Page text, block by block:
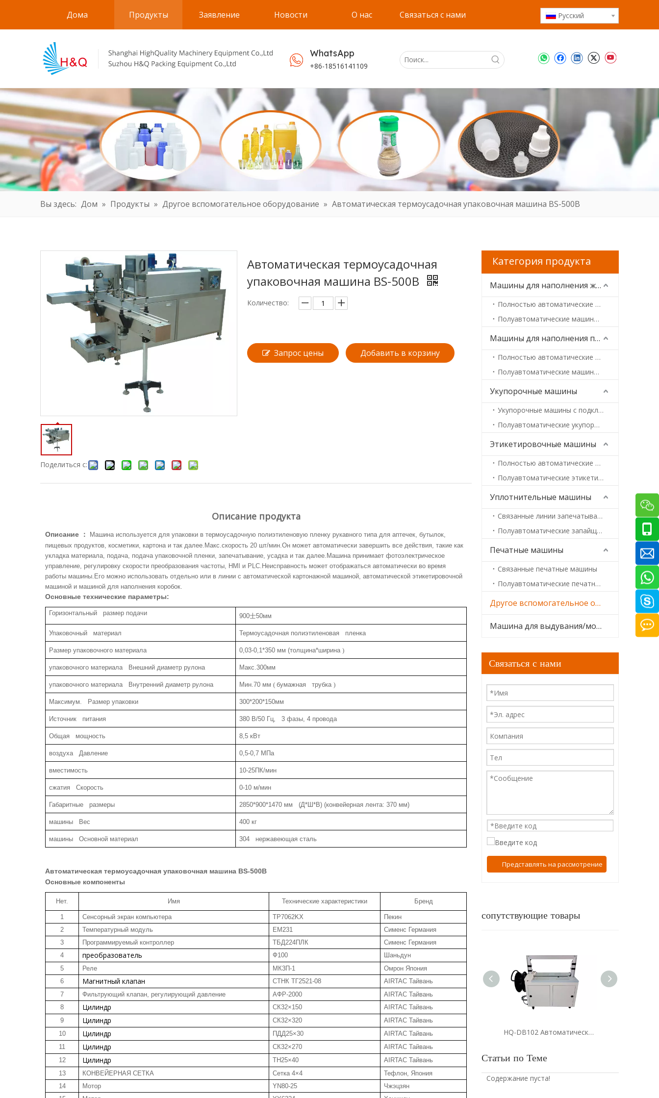
Дома Продукты Заявление Новости О нас Связаться с нами Pусский
WhatsApp
+86-18516141109
Вы здесь: Дом » Продукты » Другое вспомогательное оборудование » Автоматическая термоусадочная упаковочная машина BS-500B
Поделиться с:
Автоматическая термоусадочная
упаковочная машина BS-500B
Количество:
Запрос цены Добавить в корзину
Описание продукта
Описание ：
Машина используется для упаковки в термоусадочную полиэтиленовую пленку рукавного типа для аптечек, бутылок,
пищевых продуктов, косметики, картона и так далее.Макс.скорость 20 шт/мин.Он может автоматически завершить все действия, такие как
укладка материала, подача, подача упаковочной пленки, запечатывание, усадка и так далее.Машина принимает фотоэлектрическое
управление, регулировку скорости преобразования частоты, HMI и PLC.Неисправность может отображаться автоматически во время
работы машины.Его можно использовать отдельно или в линии с автоматической картонажной машиной, автоматической этикетировочной
машиной и машиной для наполнения коробок.
Основные технические параметры:
Горизонтальный размер подачи 900士50мм
Упаковочный материал Термоусадочная полиэтиленовая пленка
Размер упаковочного материала 0,03-0,1*350 мм (толщина*ширина )
упаковочного материала Внешний диаметр рулона Макс.300мм
упаковочного материала Внутренний диаметр рулона Мин.70 мм ( бумажная трубка )
Максимум. Размер упаковки 300*200*150мм
Источник питания 380 В/50 Гц, 3 фазы, 4 провода
Общая мощность 8,5 кВт
воздуха Давление 0,5-0,7 МПа
вместимость 10-25ПК/мин
сжатия Скорость 0-10 м/мин
Габаритные размеры 2850*900*1470 мм (Д*Ш*В) (конвейерная лента: 370 мм)
машины Вес 400 кг
машины Основной материал 304 нержавеющая сталь
Автоматическая термоусадочная упаковочная машина BS-500B
Основные компоненты
Нет. Имя Технические характеристики Бренд
1 Сенсорный экран компьютера TP7062KX
Пекин
2
Температурный модуль EM231
Сименс Германия
3
Программируемый контроллер ТБД224ПЛК
Сименс Германия
4
преобразователь Ф100
Шаньдун
5
Реле МК3П-1
Омрон Япония
6
Магнитный клапан СТНК ТГ2521-08
AIRTAC Тайвань
7
Фильтрующий клапан, регулирующий давление АФР-2000
AIRTAC Тайвань
8
Цилиндр СК32×150
AIRTAC Тайвань
9
Цилиндр СК32×320
AIRTAC Тайвань
10
Цилиндр ПДД25×30
AIRTAC Тайвань
11
Цилиндр СК32×270
AIRTAC Тайвань
12
Цилиндр ТН25×40
AIRTAC Тайвань
13
КОНВЕЙЕРНАЯ СЕТКА Сетка 4×4
Тефлон, Япония
14
Мотор YN80-25
Чжэцзян
Категория продукта
Машины для наполнения жидкостью / пастой
Полностью автоматические машины для наполнения жидкостью и пастой
Полуавтоматические машины для наполнения жидкостью и пастой
Машины для наполнения порошком/гранулами
Полностью автоматические машины для наполнения порошков / гранул
Полуавтоматические машины для фасовки порошков / гранул
Укупорочные машины
Укупорочные машины с подключенной линией
Полуавтоматические укупорочные машины
Этикетировочные машины
Полностью автоматические этикетировочные машины
Полуавтоматические этикетировочные машины
Уплотнительные машины
Связанные линии запечатывания машин
Полуавтоматические запайщики
Печатные машины
Связанные печатные машины
Полуавтоматические печатные машины
Другое вспомогательное оборудование
Машина для выдувания/мойки бутылок
Связаться с нами
Представлять на рассмотрение
сопутствующие товары
HQ-DB102 Автоматическая стандартная обвязочная машина
Статьи по Теме
Содержание пуста!